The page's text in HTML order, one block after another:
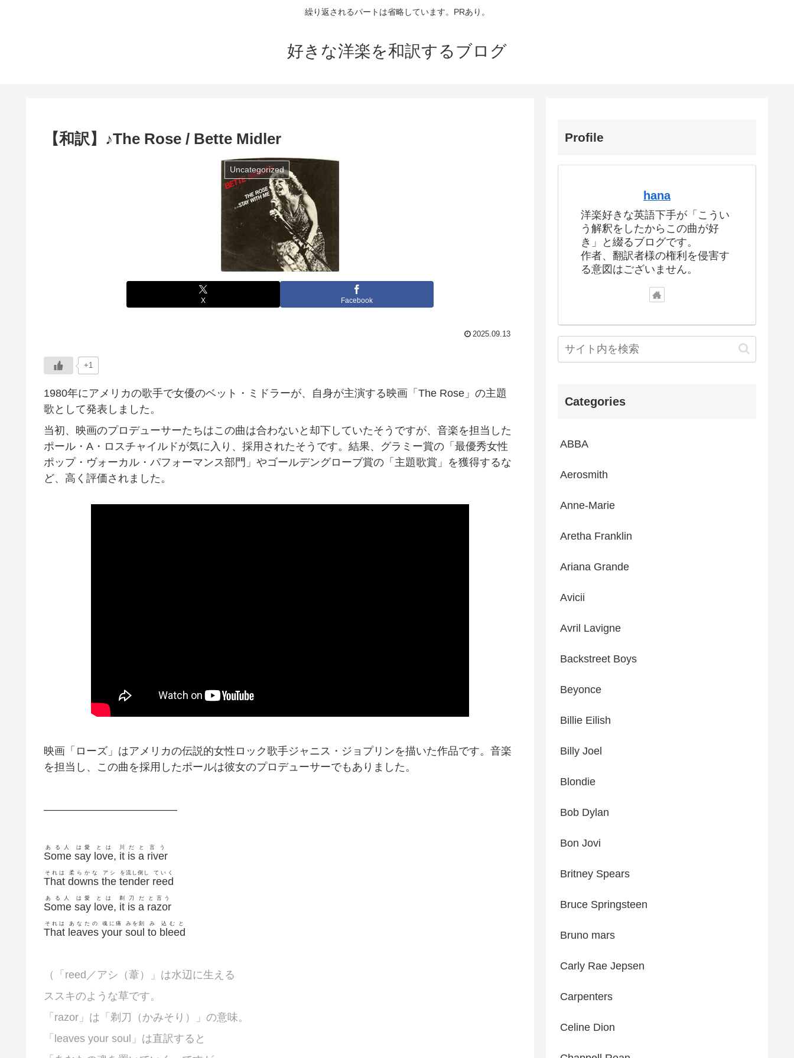
繰り返されるパートは省略しています。PRあり。
好きな洋楽を和訳するブログ
【和訳】♪The Rose / Bette Midler
Uncategorized
X Facebook
2025.09.13
+1
1980年にアメリカの歌手で女優のベット・ミドラーが、自身が主演する映画「The Rose」の主題
歌として発表しました。
当初、映画のプロデューサーたちはこの曲は合わないと却下していたそうですが、音楽を担当した
ポール・A・ロスチャイルドが気に入り、採用されたそうです。結果、グラミー賞の「最優秀女性
ポップ・ヴォーカル・パフォーマンス部門」やゴールデングローブ賞の「主題歌賞」を獲得するな
ど、高く評価されました。
映画「ローズ」はアメリカの伝説的女性ロック歌手ジャニス・ジョプリンを描いた作品です。音楽
を担当し、この曲を採用したポールは彼女のプロデューサーでもありました。
————————————–
Some
ある人
say
は愛
love
とは
, it
川
is
だ
a
と
river
言う
That
それは
downs
柔らかな
the
アシ
tender
を流し倒し
reed
ていく
Some
ある人
say
は愛
love
とは
, it
剃
is
刀
a
だ
razor
と言う
That
それは
leaves
あなたの
your
魂に痛
soul
みを刻
to
み
bleed
込むと
（「 reed／アシ（葦）」は水辺に生える
ススキのような草です。
「razor」は「剃刀（かみそり）」の意味。
「leaves your soul」は直訳すると
Profile
hana
洋楽好きな英語下手が「こうい
う解釈をしたからこの曲が好
き」と綴るブログです。
作者、翻訳者様の権利を侵害す
る意図はございません。
Categories
ABBA
Aerosmith
Anne-Marie
Aretha Franklin
Ariana Grande
Avicii
Avril Lavigne
Backstreet Boys
Beyonce
Billie Eilish
Billy Joel
Blondie
Bob Dylan
Bon Jovi
Britney Spears
Bruce Springsteen
Bruno mars
Carly Rae Jepsen
Carpenters
Celine Dion